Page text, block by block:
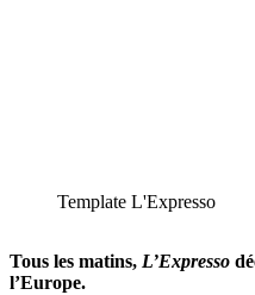
Template L'Expresso
Tous les matins, L’Expresso
l’Europe.